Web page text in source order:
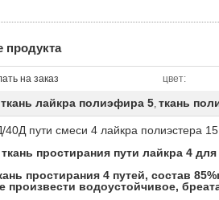
продукта
на заказ цвет:
лайкра полиэфира 5, ткань
40Д пути смеси 4 лайкра полиэстера
простирания пути лайкра 4
простирания 4 путей, состав
произвести водоустойчивое,